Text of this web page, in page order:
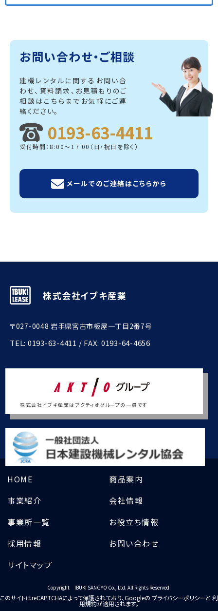
お問い合わせ・ご相談
建機レンタルに関するお問い合
わせ、資料請求、 お見積もりのご
相談はこちらまでお気軽にご連
絡ください。
0193-63-4411
受付時間：8:00～17:00（日・祝日を除く）
メールでのご連絡はこちらから
株式会社イブキ産業
〒027-0048 岩手県宮古市板屋一丁目2番7号
TEL: 0193-63-4411 / FAX: 0193-64-4656
株式会社イブキ産業はアクティオグループの一員です
HOME
商品案内
事業紹介
会社情報
事業所一覧
お役立ち情報
採用情報
お問い合わせ
サイトマップ
Copyright IBUKI SANGYO Co., Ltd. All Rights Reserved.
このサイトはreCAPTCHAによって保護されており、Googleの プライバシーポリシーと 利
用規約が適用されます。